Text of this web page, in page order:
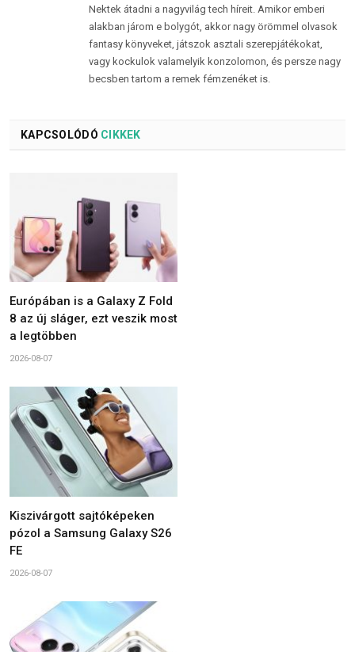
Nektek átadni a nagyvilág tech híreit. Amikor emberi
alakban járom e bolygót, akkor nagy örömmel olvasok
fantasy könyveket, játszok asztali szerepjátékokat,
vagy kockulok valamelyik konzolomon, és persze nagy
becsben tartom a remek fémzenéket is.
KAPCSOLÓDÓ CIKKEK
Európában is a Galaxy Z Fold
8 az új sláger, ezt veszik most
a legtöbben
2026-08-07
Kiszivárgott sajtóképeken
pózol a Samsung Galaxy S26
FE
2026-08-07